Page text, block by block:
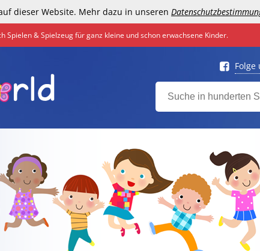
dieser Website. Mehr dazu in unseren
Spielen & Spielzeug für ganz kleine und schon erwachsene Kinder.
Folge